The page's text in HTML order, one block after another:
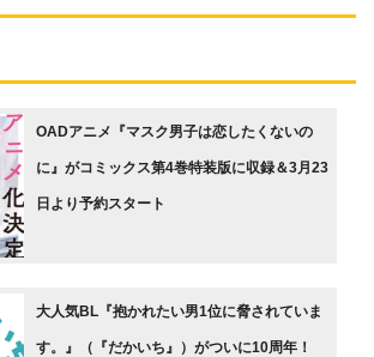
OADアニメ『マスク男子は恋したくないの
に』がコミックス第4巻特装版に収録＆3月23
日より予約スタート
大人気BL『抱かれたい男1位に脅されていま
す。』（『だかいち』）がついに10周年！